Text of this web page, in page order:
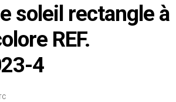
soleil rectangle à
REF.
4